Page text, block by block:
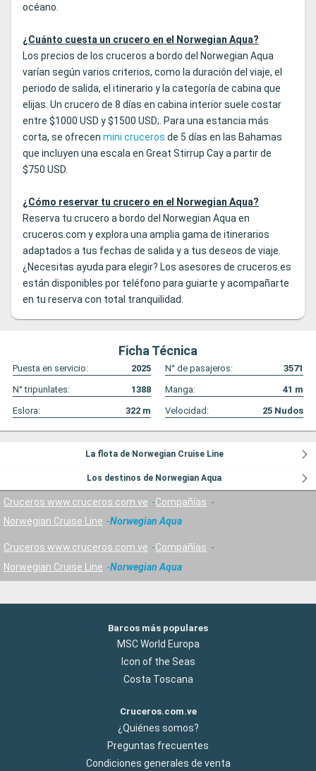
océano.
¿Cuánto cuesta un crucero en el Norwegian Aqua?
Los precios de los cruceros a bordo del Norwegian Aqua
varían según varios criterios, como la duración del viaje, el
periodo de salida, el itinerario y la categoría de cabina que
elijas. Un crucero de 8 días en cabina interior suele costar
entre $1000 USD y $1500 USD;. Para una estancia más
corta, se ofrecen mini cruceros de 5 días en las Bahamas
que incluyen una escala en Great Stirrup Cay a partir de
$750 USD.
¿Cómo reservar tu crucero en el Norwegian Aqua?
Reserva tu crucero a bordo del Norwegian Aqua en
cruceros.com y explora una amplia gama de itinerarios
adaptados a tus fechas de salida y a tus deseos de viaje.
¿Necesitas ayuda para elegir? Los asesores de cruceros.es
están disponibles por teléfono para guiarte y acompañarte
en tu reserva con total tranquilidad.
Ficha Técnica
Puesta en servicio: 2025 N° de pasajeros:
3571
N° tripunlates:
1388 Manga: 41 m
Eslora:
322 m Velocidad: 25 Nudos
La flota de Norwegian Cruise Line
Los destinos de Norwegian Aqua
Cruceros www.cruceros.com.ve
Compañías
Norwegian Cruise Line
Norwegian Aqua
Cruceros www.cruceros.com.ve
Compañías
Norwegian Cruise Line
Norwegian Aqua
Barcos más populares
MSC World Europa
Icon of the Seas
Costa Toscana
Cruceros.com.ve
¿Quiénes somos?
Preguntas frecuentes
Condiciones generales de venta